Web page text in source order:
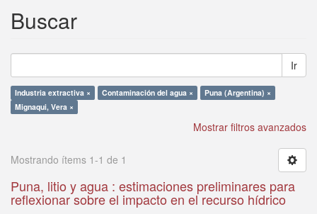
Buscar
Ir
Industria extractiva × Contaminación del agua ×
Puna (Argentina) ×
Mignaqui, Vera ×
Mostrar filtros avanzados
Mostrando ítems 1-1 de 1
Puna, litio y agua : estimaciones preliminares para
reflexionar sobre el impacto en el recurso hídrico